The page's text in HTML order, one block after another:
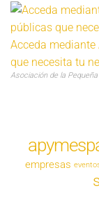
Acceda
que necesita tu
Asociación de la
empresas